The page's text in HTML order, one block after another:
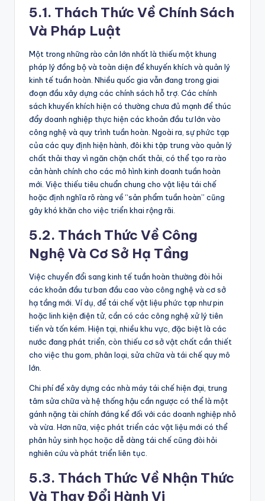
5.1. Thách Thức Về Chính Sách
Và Pháp Luật
Một trong những rào cản lớn nhất là thiếu một khung
pháp lý đồng bộ và toàn diện để khuyến khích và quản lý
kinh tế tuần hoàn. Nhiều quốc gia vẫn đang trong giai
đoạn đầu xây dựng các chính sách hỗ trợ. Các chính
sách khuyến khích hiện có thường chưa đủ mạnh để thúc
đẩy doanh nghiệp thực hiện các khoản đầu tư lớn vào
công nghệ và quy trình tuần hoàn. Ngoài ra, sự phức tạp
của các quy định hiện hành, đôi khi tập trung vào quản lý
chất thải thay vì ngăn chặn chất thải, có thể tạo ra rào
cản hành chính cho các mô hình kinh doanh tuần hoàn
mới. Việc thiếu tiêu chuẩn chung cho vật liệu tái chế
hoặc định nghĩa rõ ràng về “sản phẩm tuần hoàn” cũng
gây khó khăn cho việc triển khai rộng rãi.
5.2. Thách Thức Về Công
Nghệ Và Cơ Sở Hạ Tầng
Việc chuyển đổi sang kinh tế tuần hoàn thường đòi hỏi
các khoản đầu tư ban đầu cao vào công nghệ và cơ sở
hạ tầng mới. Ví dụ, để tái chế vật liệu phức tạp như pin
hoặc linh kiện điện tử, cần có các công nghệ xử lý tiên
tiến và tốn kém. Hiện tại, nhiều khu vực, đặc biệt là các
nước đang phát triển, còn thiếu cơ sở vật chất cần thiết
cho việc thu gom, phân loại, sửa chữa và tái chế quy mô
lớn.
Chi phí để xây dựng các nhà máy tái chế hiện đại, trung
tâm sửa chữa và hệ thống hậu cần ngược có thể là một
gánh nặng tài chính đáng kể đối với các doanh nghiệp nhỏ
và vừa. Hơn nữa, việc phát triển các vật liệu mới có thể
phân hủy sinh học hoặc dễ dàng tái chế cũng đòi hỏi
nghiên cứu và phát triển liên tục.
5.3. Thách Thức Về Nhận Thức
Và Thay Đổi Hành Vi